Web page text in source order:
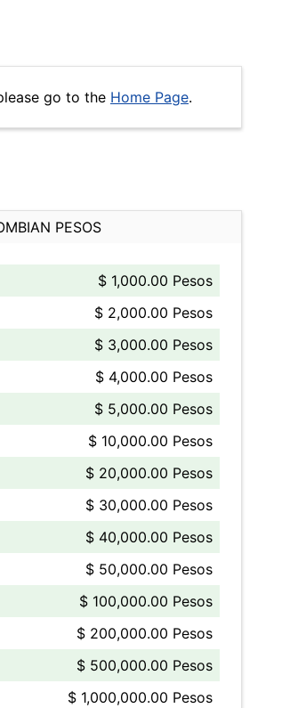
go to the Home Page.
PESOS
$ 1,000.00 Pesos
$ 2,000.00 Pesos
$ 3,000.00 Pesos
$ 4,000.00 Pesos
$ 5,000.00 Pesos
$ 10,000.00 Pesos
$ 20,000.00 Pesos
$ 30,000.00 Pesos
$ 40,000.00 Pesos
$ 50,000.00 Pesos
$ 100,000.00 Pesos
$ 200,000.00 Pesos
$ 500,000.00 Pesos
$ 1,000,000.00 Pesos